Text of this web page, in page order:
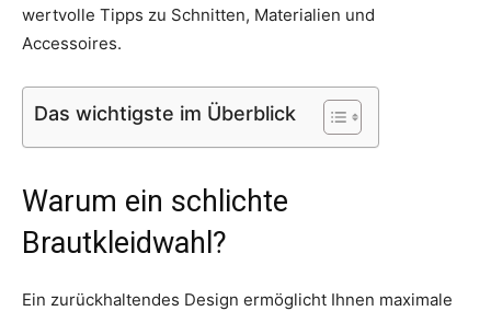
wertvolle Tipps zu Schnitten, Materialien und
Accessoires.
Das wichtigste im Überblick
Warum ein schlichte
Brautkleidwahl?
Ein zurückhaltendes Design ermöglicht Ihnen maximale